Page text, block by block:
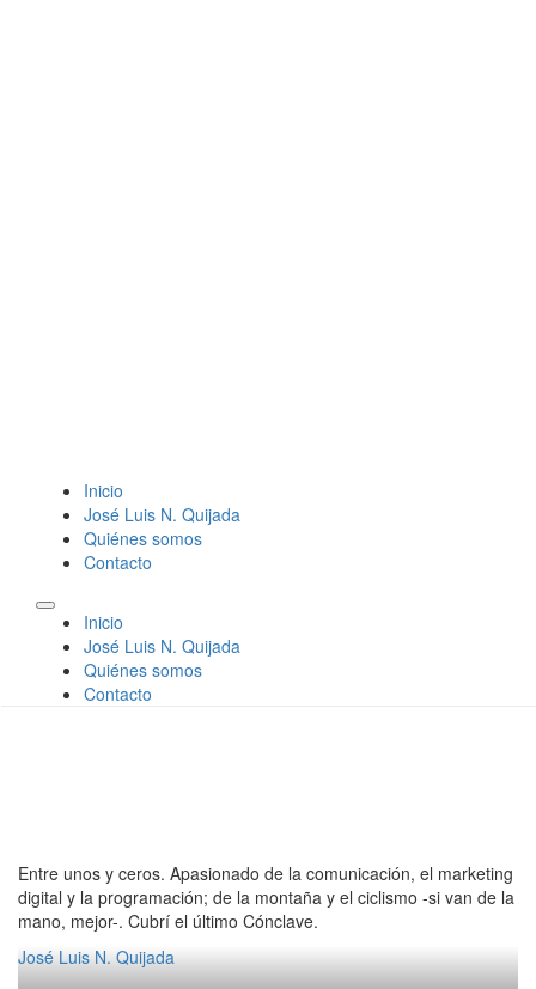
Inicio
José Luis N. Quijada
Quiénes somos
Contacto
Inicio
José Luis N. Quijada
Quiénes somos
Contacto
Entre unos y ceros. Apasionado de la comunicación, el marketing
digital y la programación; de la montaña y el ciclismo -si van de la
mano, mejor-. Cubrí el último Cónclave.
José Luis N. Quijada